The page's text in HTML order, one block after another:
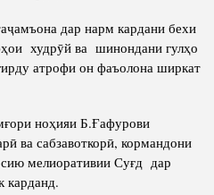
дар нарм кардани бехи
худрӯй ва шинондани гулҳо
атрофи он фаъолона ширкат
ноҳияи Б.Ғафурови
ва сабзавоткорӣ, кормандони
мелиоративии Суғд дар
карданд.